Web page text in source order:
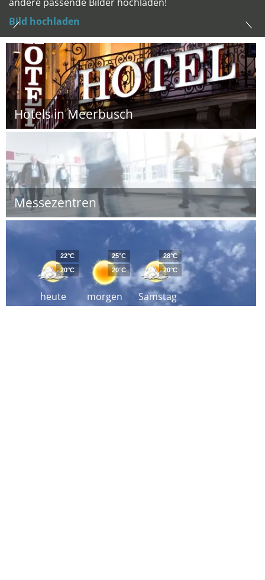
Bild hochladen
Hotels in Meerbusch
Messezentren
heute
22°C
20°C
morgen
25°C
20°C
Samstag
28°C
20°C